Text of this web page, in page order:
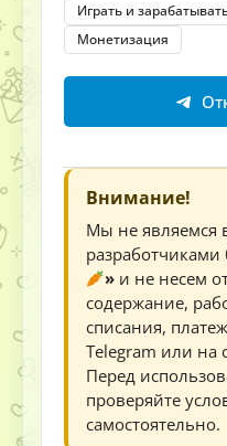
Играть и
Монетизация
Внимание!
Мы не являемся
разработчиками
» и не несем
содержание,
списания,
Telegram или на
Перед
проверяйте
самостоятельно.